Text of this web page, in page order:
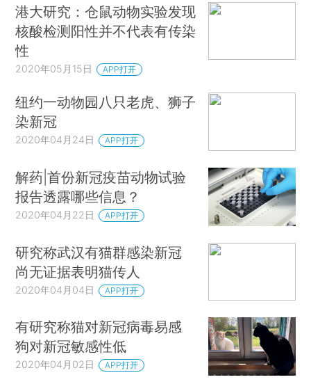
港大研究：仓鼠动物实验发现
核酸检测阳性并不代表有传染
性
2020年05月15日 APP打开
纽约一动物园八只老虎、狮子
染新冠
2020年04月24日 APP打开
解药|首份新冠疫苗动物试验
报告透露哪些信息？
2020年04月22日 APP打开
研究称武汉有猫群感染新冠
尚无证据表明猫传人
2020年04月04日 APP打开
有研究称猫对新冠病毒易感
狗对新冠敏感性低
2020年04月02日 APP打开